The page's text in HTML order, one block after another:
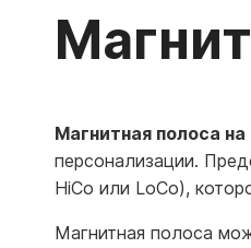
Магнитная полоса
персонализации.
HiCo или LoCo),
Магнитная полоса